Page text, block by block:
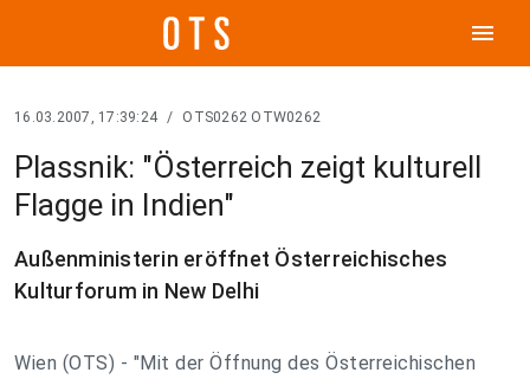
menu
16.03.2007, 17:39:24 / OTS0262 OTW0262
Plassnik: "Österreich zeigt kulturell
Flagge in Indien"
Außenministerin eröffnet Österreichisches
Kulturforum in New Delhi
Wien (OTS) - "Mit der Öffnung des Österreichischen